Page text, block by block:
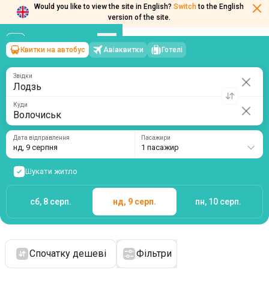
Would you like to view the site in English? Switch to the English
version of the site.
Лодзь→Волочиськ
нд, 9 серпня/1 пасажир
Квитки на автобус Авіаквитки Готелі
Звідки
Куди
Дата відправлення
нд, 9 серпня
Пасажири
1 пасажир
Шукати житло
сб, 8 серп. нд, 9 серп. пн, 10 серп.
Спочатку дешеві Фільтри